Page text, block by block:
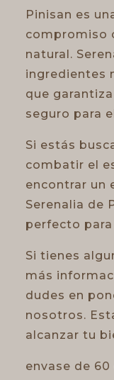
Pinisan es
compromiso
natural.
ingredientes
que
seguro para
Si estás
combatir el
encontrar un
Serenalia de
perfecto
Si tienes
más
dudes en
nosotros.
alcanzar tu
envase de 60